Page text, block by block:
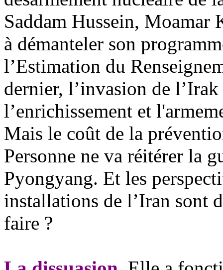
Saddam Hussein, Moamar
à démanteler son
l’Estimation du
dernier, l’invasion de l’Irak
l’enrichissement et
Mais le coût de la
Personne ne va réitérer la
Pyongyang. Et les
installations de l’Iran sont
faire ?